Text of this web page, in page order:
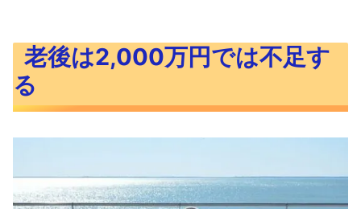
老後は2,000万円では不足す
る